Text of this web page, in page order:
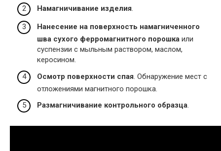
Намагничивание изделия
Нанесение на поверхность намагниченного
шва сухого ферромагнитного порошка или
суспензии с мыльным раствором, маслом,
керосином.
Осмотр поверхности спая . Обнаружение мест с
отложениями магнитного порошка.
Размагничивание контрольного образца.